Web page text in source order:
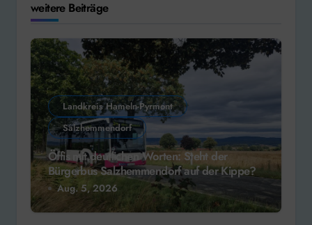
weitere Beiträge
Landkreis Hameln-Pyrmont
Salzhemmendorf
Öffis mit deutlichen Worten: Steht der
Bürgerbus Salzhemmendorf auf der Kippe?
Aug. 5, 2026